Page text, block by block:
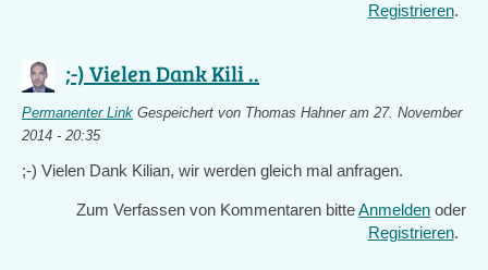
Registrieren.
;-) Vielen Dank Kili ..
Permanenter Link Gespeichert von Thomas Hahneram 27. November
2014 - 20:35
;-) Vielen Dank Kilian, wir werden gleich mal anfragen.
Zum Verfassen von Kommentaren bitteAnmelden oder
Registrieren.